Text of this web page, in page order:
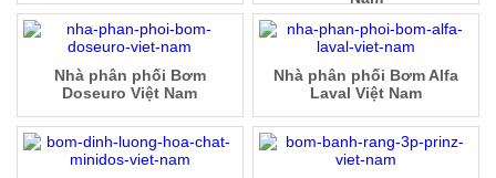
Nhà phân phối Bơm Alfa
Laval Việt Nam
Nhà phân phối Bơm
Doseuro Việt Nam